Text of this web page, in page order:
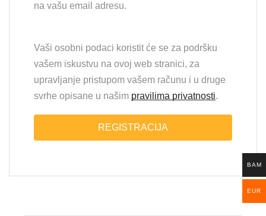
na vašu email adresu.
Vaši osobni podaci koristit će se za podršku
vašem iskustvu na ovoj web stranici, za
upravljanje pristupom vašem računu i u druge
svrhe opisane u našim pravilima privatnosti.
REGISTRACIJA
BAM
EUR